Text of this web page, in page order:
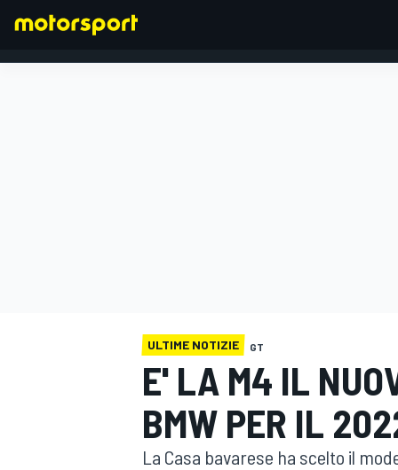
MOTOGP WEC
ULTIME NOTIZIE GT
E' LA M4 IL
BMW PER IL
La Casa bavarese ha scelto il